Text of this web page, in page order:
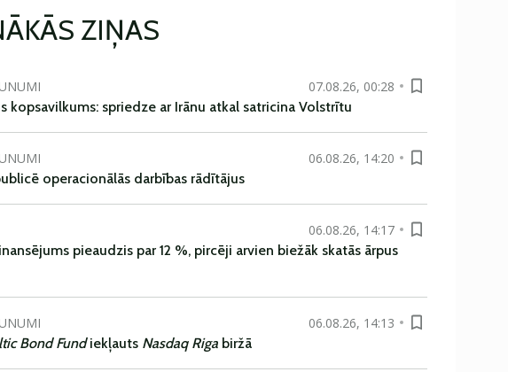
ZIŅAS
07.08.26, 00:28
kopsavilkums: spriedze ar Irānu atkal satricina Volstrītu
06.08.26, 14:20
operacionālās darbības rādītājus
06.08.26, 14:17
pieaudzis par 12 %, pircēji arvien biežāk skatās ārpus
06.08.26, 14:13
Bond Fundiekļauts Nasdaq Riga biržā